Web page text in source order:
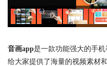
音画app是一款功能强大的手
给大家提供了海量的视频素材